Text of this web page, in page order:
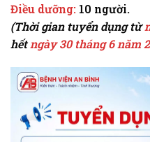
Điều dưỡng: 10 người.
(Thời gian tuyển dụng từ
hếtngày 30 tháng 6 năm